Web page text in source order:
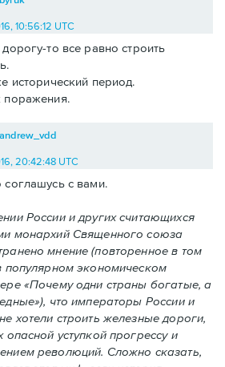
10:56:12 UTC
то все равно строить
исторический период.
поражения.
andrew_vdd
20:42:48 UTC
соглашусь с вами.
России и других считающихся
монархий Священного союза
мнение (повторенное в том
популярном экономическом
«Почему одни страны богатые, а
что императоры России и
хотели строить железные дороги,
опасной уступкой прогрессу и
революций. Сложно сказать,